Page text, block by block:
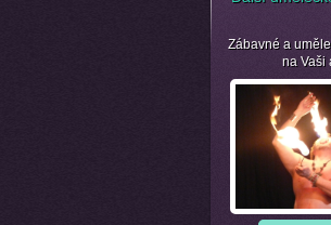
Zábavné a
na Vaši